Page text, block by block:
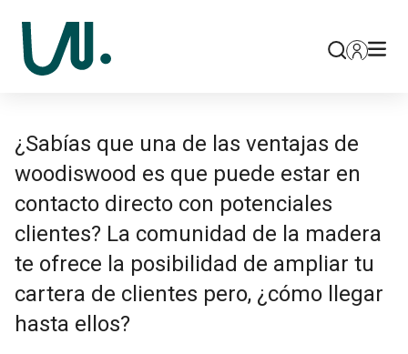
¿Sabías que una de las ventajas de
woodiswood es que puede estar en
contacto directo con potenciales
clientes? La comunidad de la madera
te ofrece la posibilidad de ampliar tu
cartera de clientes pero, ¿cómo llegar
hasta ellos?